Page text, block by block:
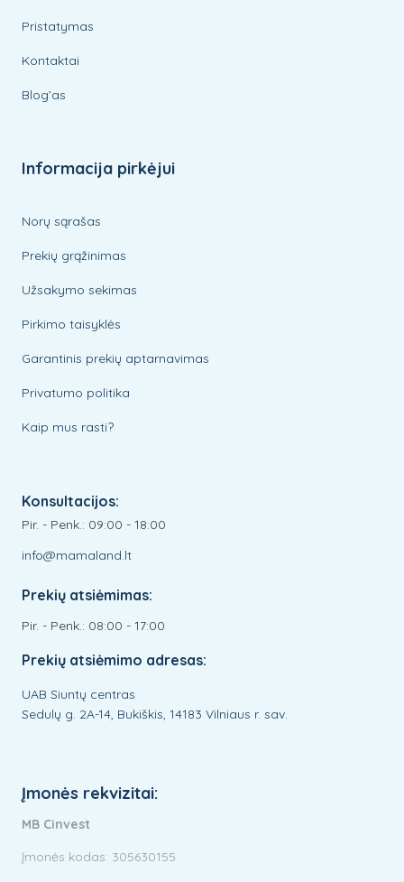
Pristatymas
Kontaktai
Blog’as
Informacija pirkėjui
Norų sąrašas
Prekių grąžinimas
Užsakymo sekimas
Pirkimo taisyklės
Garantinis prekių aptarnavimas
Privatumo politika
Kaip mus rasti?
Konsultacijos:
Pir. - Penk.: 09:00 - 18:00
info@mamaland.lt
Prekių atsiėmimas:
Pir. - Penk.: 08:00 - 17:00
Prekių atsiėmimo adresas:
UAB Siuntų centras
Sedulų g. 2A-14, Bukiškis, 14183 Vilniaus r. sav.
Įmonės rekvizitai:
MB Cinvest
Įmonės kodas: 305630155